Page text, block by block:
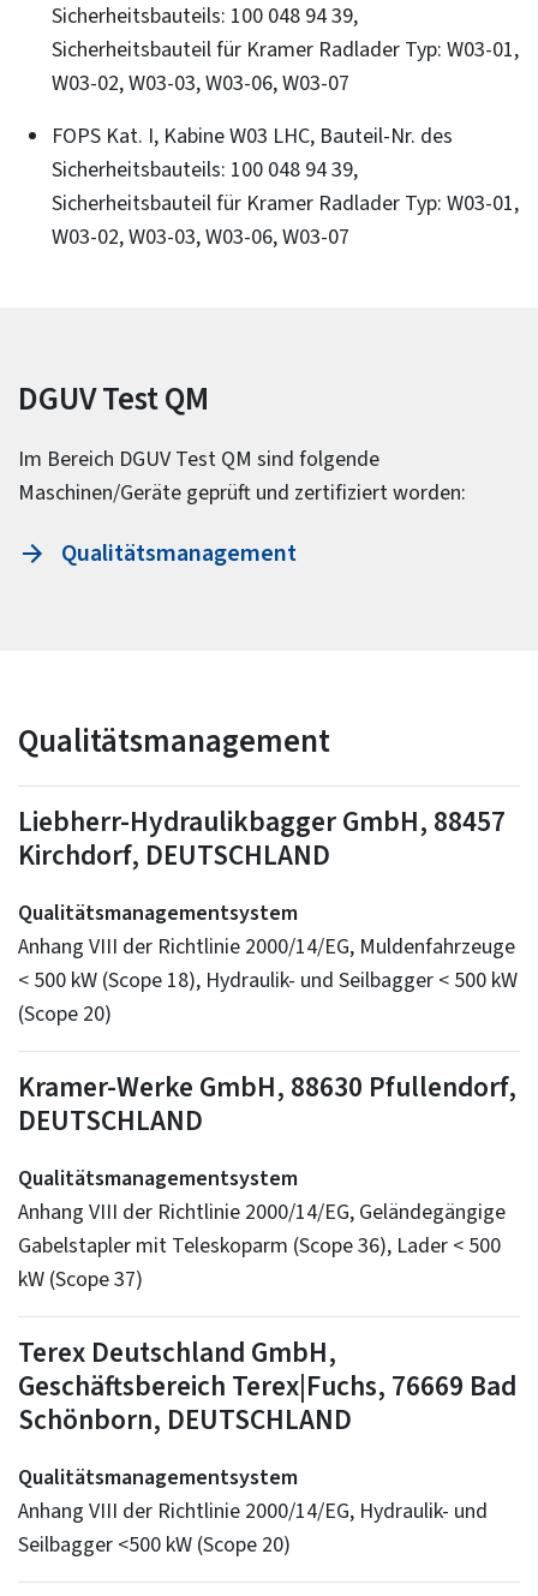
Sicherheitsbauteils: 100 048 94 39,
Sicherheitsbauteil für Kramer Radlader Typ: W03-01,
W03-02, W03-03, W03-06, W03-07
FOPS Kat. I, Kabine W03 LHC, Bauteil-Nr. des
Sicherheitsbauteils: 100 048 94 39,
Sicherheitsbauteil für Kramer Radlader Typ: W03-01,
W03-02, W03-03, W03-06, W03-07
DGUV Test QM
Im Bereich DGUV Test QM sind folgende
Maschinen/Geräte geprüft und zertifiziert worden:
Qualitätsmanagement
Qualitätsmanagement
Liebherr-Hydraulikbagger GmbH, 88457
Kirchdorf, DEUTSCHLAND
Qualitätsmanagementsystem
Anhang VIII der Richtlinie 2000/14/EG, Muldenfahrzeuge
< 500 kW (Scope 18), Hydraulik- und Seilbagger < 500 kW
(Scope 20)
Kramer-Werke GmbH, 88630 Pfullendorf,
DEUTSCHLAND
Qualitätsmanagementsystem
Anhang VIII der Richtlinie 2000/14/EG, Geländegängige
Gabelstapler mit Teleskoparm (Scope 36), Lader < 500
kW (Scope 37)
Terex Deutschland GmbH,
Geschäftsbereich Terex|Fuchs, 76669 Bad
Schönborn, DEUTSCHLAND
Qualitätsmanagementsystem
Anhang VIII der Richtlinie 2000/14/EG, Hydraulik- und
Seilbagger <500 kW (Scope 20)